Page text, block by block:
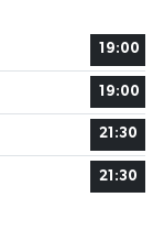
19:00
19:00
21:30
21:30